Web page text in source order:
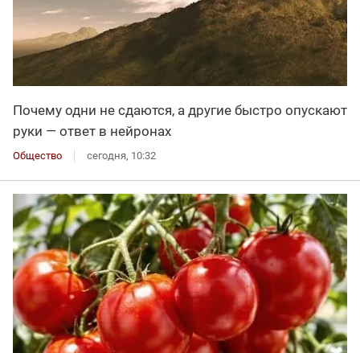
Почему одни не сдаются, а другие быстро опускают
руки — ответ в нейронах
Общество сегодня, 10:32